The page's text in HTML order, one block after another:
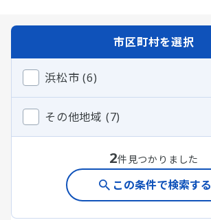
市区町村を選択
浜松市 (6)
その他地域 (7)
2件見つかりました
この条件で検索する